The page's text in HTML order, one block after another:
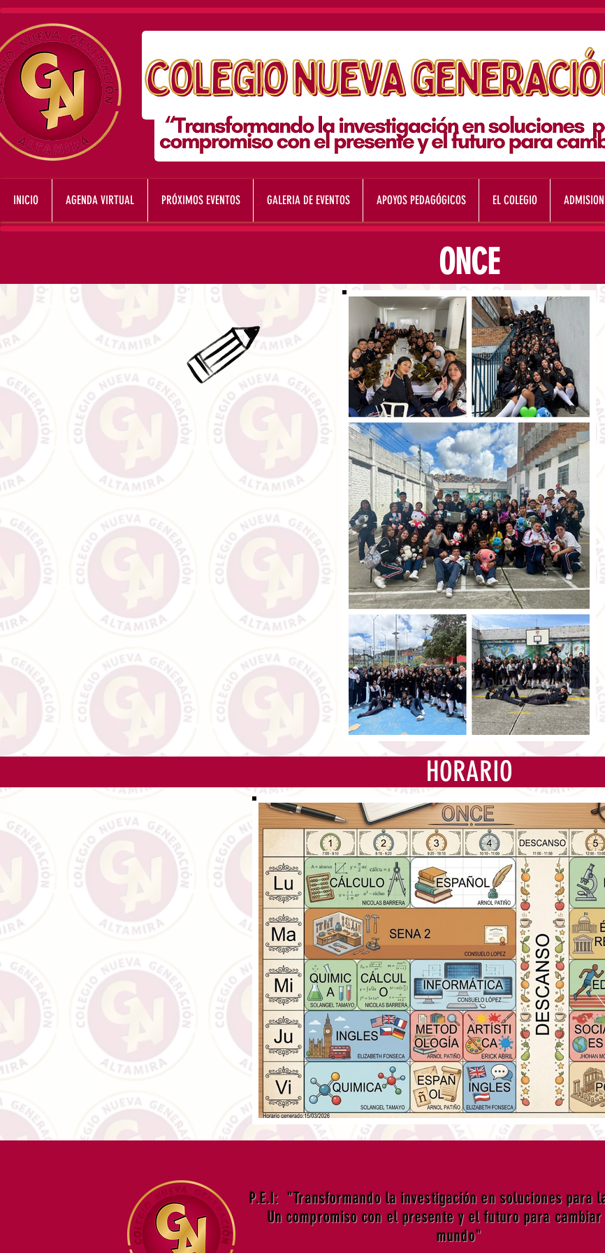
INICIO AGENDA VIRTUAL PRÓXIMOS EVENTOS GALERIA DE EVENTOS APOYOS PEDAGÓGICOS EL COLEGIO
ONCE
HORARIO
P.E.I: "Transformando la investigación en soluciones para
Un compromiso con el presente y el futuro para
mundo"